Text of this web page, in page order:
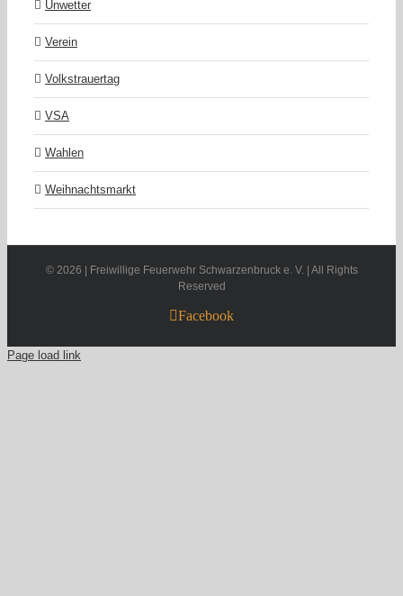
Unwetter
Verein
Volkstrauertag
VSA
Wahlen
Weihnachtsmarkt
© 2026 | Freiwillige Feuerwehr Schwarzenbruck e. V. | All Rights
Reserved
Facebook
Page load link